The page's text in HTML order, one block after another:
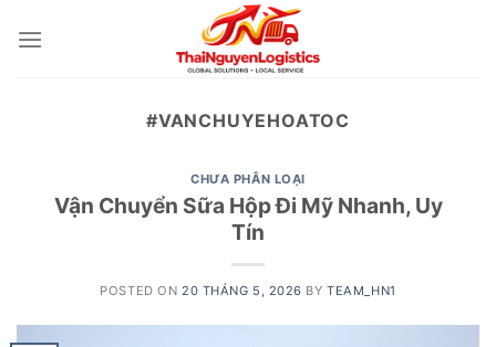
#VANCHUYEHOATOC
CHƯA PHÂN LOẠI
Vận Chuyển Sữa Hộp Đi Mỹ Nhanh, Uy
Tín
POSTED ON 20 THÁNG 5, 2026 BYTEAM_HN1